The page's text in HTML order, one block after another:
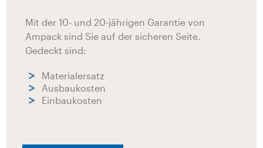
Mit der 10- und 20-jährigen Garantie von
Ampack sind Sie auf der sicheren Seite.
Gedeckt sind:
Materialersatz
Ausbaukosten
Einbaukosten